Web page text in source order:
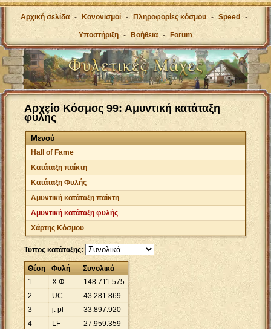
Αρχική σελίδα - Κανονισμοί - Πληροφορίες κόσμου - Speed -
Υποστήριξη - Βοήθεια - Forum
Αρχείο Κόσμος 99: Αμυντική κατάταξη
φυλής
Μενού
Hall of Fame
Κατάταξη παίκτη
Κατάταξη Φυλής
Αμυντική κατάταξη παίκτη
Αμυντική κατάταξη φυλής
Χάρτης Κόσμου
Τύπος κατάταξης:
Θέση Φυλή
Συνολικά
1
Χ.Φ 148.711.575
2
UC 43.281.869
3
j. pl 33.897.920
4
LF 27.959.359